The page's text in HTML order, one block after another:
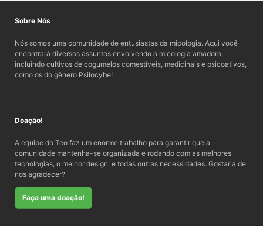
Sobre Nós
Nós somos uma comunidade de entusiastas da micologia. Aqui você
encontrará diversos assuntos envolvendo a micologia amadora,
incluindo cultivos de cogumelos comestíveis, medicinais e psicoativos,
como os do gênero Psilocybe!
Doação!
A equipe do Teo faz um enorme trabalho para garantir que a
comunidade mantenha-se organizada e rodando com as melhores
tecnologias, o melhor design, e todas outras necessidades. Gostaria de
nos agradecer?
Faça uma doação!